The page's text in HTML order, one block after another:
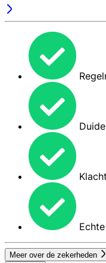
Meer over de zekerheden